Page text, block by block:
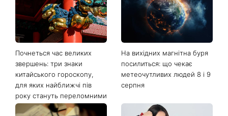
Почнеться час великих
звершень: три знаки
китайського гороскопу,
для яких найближчі пів
року стануть переломними
На вихідних магнітна буря
посилиться: що чекає
метеочутливих людей 8 і 9
серпня